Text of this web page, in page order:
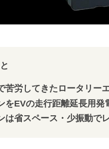
苦労してきたロータリー
をEVの走行距離延長用発
は省スペース・少振動で